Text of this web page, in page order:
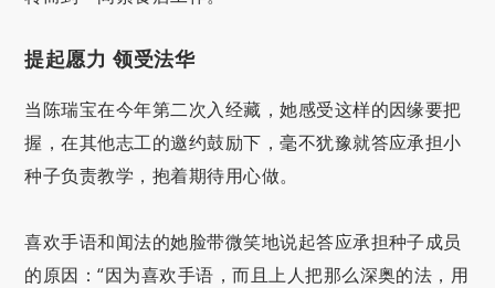
提起愿力 领受法华
当陈瑞宝在今年第二次入经藏，她感受这样的因缘要把
握，在其他志工的邀约鼓励下，毫不犹豫就答应承担小
种子负责教学，抱着期待用心做。
喜欢手语和闻法的她脸带微笑地说起答应承担种子成员
的原因：“因为喜欢手语，而且上人把那么深奥的法，用